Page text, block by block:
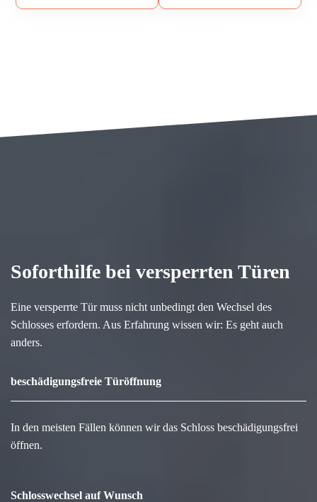
Soforthilfe bei versperrten Türen
Eine versperrte Tür muss nicht unbedingt den Wechsel des
Schlosses erfordern. Aus Erfahrung wissen wir: Es geht auch
anders.
beschädigungsfreie Türöffnung
In den meisten Fällen können wir das Schloss beschädigungsfrei
öffnen.
Schlosswechsel auf Wunsch